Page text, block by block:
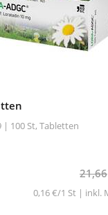
| 100 St, Tabletten
21,66
0,16 €/1 St | inkl.